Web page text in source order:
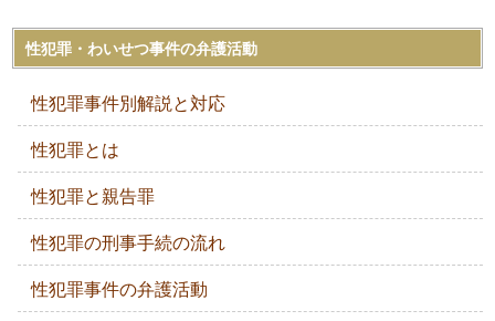
性犯罪・わいせつ事件の弁護活動
性犯罪事件別解説と対応
性犯罪とは
性犯罪と親告罪
性犯罪の刑事手続の流れ
性犯罪事件の弁護活動